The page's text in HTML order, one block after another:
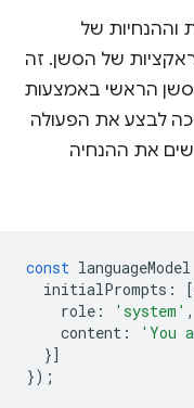
וההנחיות של
של הסשן. זה
הראשי באמצעות
לבצע את הפעולה
את ההנחיה
const languageModel
initialPrompts :
role : 'system' ,
content :
'You
}]
});